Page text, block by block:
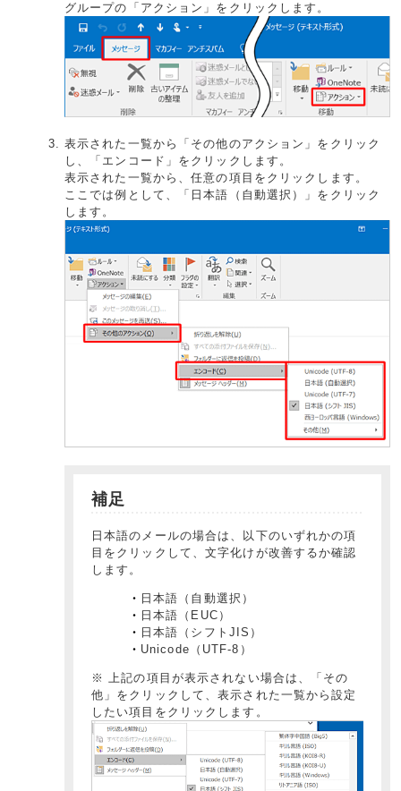
グループの「アクション」をクリックします。
表示された一覧から「その他のアクション」をクリック
し、「エンコード」をクリックします。
表示された一覧から、任意の項目をクリックします。
ここでは例として、「日本語（自動選択）」をクリック
します。
補足
日本語のメールの場合は、以下のいずれかの項
目をクリックして、文字化けが改善するか確認
します。
日本語（自動選択）
日本語（EUC）
日本語（シフトJIS）
Unicode（UTF-8）
※ 上記の項目が表示されない場合は、「その
他」をクリックして、表示された一覧から設定
したい項目をクリックします。